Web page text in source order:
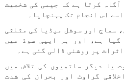
آگاہ کرتا ہے کہ جیمی کی شخصیت
اس انجام تک پہنچایا۔
سماج اور سوشل میڈیا کی مثلثی
گیا ہے، اور ہر ایپی سوڈ میں
پر روشنی ڈالی گئی ہے۔
یا دیگر ساتھیوں کی تلاش میں
گراوٹ اور بحران کی شدت